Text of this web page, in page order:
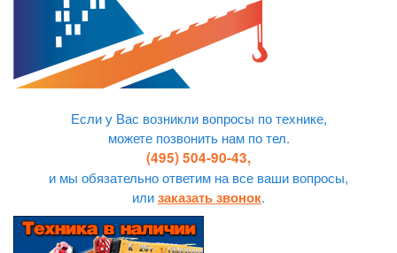
Если у Вас возникли вопросы по технике,
можете позвонить нам по тел.
(495) 504-90-43,
и мы обязательно ответим на все ваши вопросы,
илизаказать звонок.